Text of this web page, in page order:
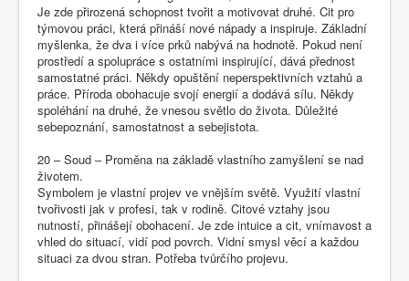
Je zde přirozená schopnost tvořit a motivovat druhé. Cit pro
týmovou práci, která přináší nové nápady a inspiruje. Základní
myšlenka, že dva i více prků nabývá na hodnotě. Pokud není
prostředí a spolupráce s ostatními inspirující, dává přednost
samostatné práci. Někdy opuštění neperspektivních vztahů a
práce. Příroda obohacuje svojí energií a dodává sílu. Někdy
spoléhání na druhé, že vnesou světlo do života. Důležité
sebepoznání, samostatnost a sebejistota.
20 – Soud – Proměna na základě vlastního zamyšlení se nad
životem.
Symbolem je vlastní projev ve vnějším světě. Využití vlastní
tvořivosti jak v profesi, tak v rodině. Citové vztahy jsou
nutností, přinášejí obohacení. Je zde intuice a cit, vnímavost a
vhled do situací, vidí pod povrch. Vidní smysl věcí a každou
situaci za dvou stran. Potřeba tvůrčího projevu.